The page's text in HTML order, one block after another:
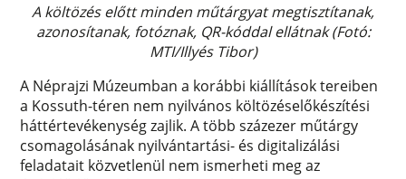
A költözés előtt minden műtárgyat megtisztítanak,
azonosítanak, fotóznak, QR-kóddal ellátnak (Fotó:
MTI/Illyés Tibor)
A Néprajzi Múzeumban a korábbi kiállítások tereiben
a Kossuth-téren nem nyilvános költözéselőkészítési
háttértevékenység zajlik. A több százezer műtárgy
csomagolásának nyilvántartási- és digitalizálási
feladatait közvetlenül nem ismerheti meg az